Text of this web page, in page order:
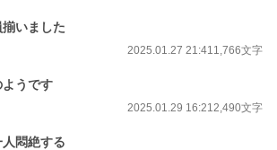
いました
2025.01.27 21:411,766文字
ようです
2025.01.29 16:212,490文字
悶絶する